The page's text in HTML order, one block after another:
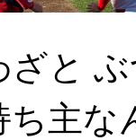
ざと
ち主